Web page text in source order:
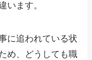
います。
に追われている状
め、どうしても職